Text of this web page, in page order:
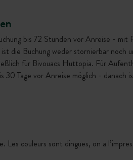
bis 72 Stunden vor Anreise -
die Buchung weder stornierbar noch
für Bivouacs Huttopia. Für
30 Tage vor Anreise möglich - danach
Les couleurs sont dingues, on a